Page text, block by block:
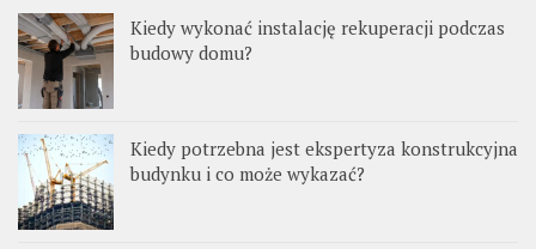
Kiedy wykonać instalację rekuperacji podczas
budowy domu?
Kiedy potrzebna jest ekspertyza konstrukcyjna
budynku i co może wykazać?